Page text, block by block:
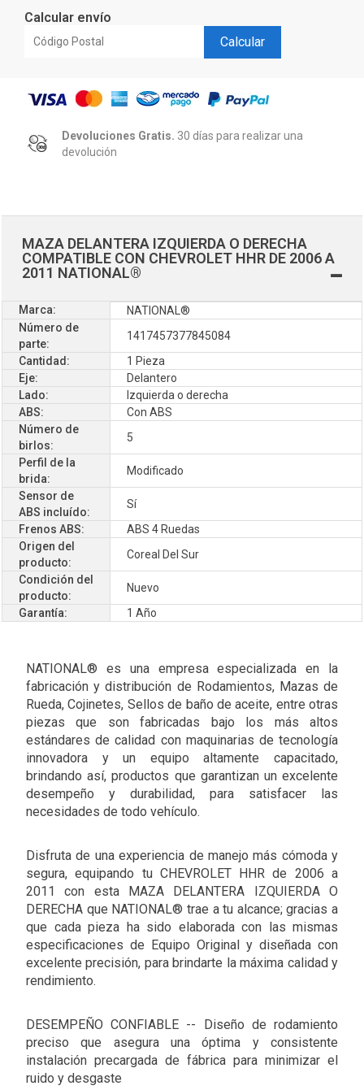
Calcular envío
Calcular
Devoluciones Gratis. 30 días para realizar una
devolución
MAZA DELANTERA IZQUIERDA O DERECHA
COMPATIBLE CON CHEVROLET HHR DE 2006 A
2011 NATIONAL®
Marca:
NATIONAL®
Número de
parte:
1417457377845084
Cantidad:
1 Pieza
Eje:
Delantero
Lado:
Izquierda o derecha
ABS:
Con ABS
Número de
birlos:
5
Perfil de la
brida:
Modificado
Sensor de
ABS incluído:
Sí
Frenos ABS:
ABS 4 Ruedas
Origen del
producto:
Coreal Del Sur
Condición del
producto:
Nuevo
Garantía:
1 Año
NATIONAL® es una empresa especializada en la
fabricación y distribución de Rodamientos, Mazas de
Rueda, Cojinetes, Sellos de baño de aceite, entre otras
piezas que son fabricadas bajo los más altos
estándares de calidad con maquinarias de tecnología
innovadora y un equipo altamente capacitado,
brindando así, productos que garantizan un excelente
desempeño y durabilidad, para satisfacer las
necesidades de todo vehículo.
Disfruta de una experiencia de manejo más cómoda y
segura, equipando tu CHEVROLET HHR de 2006 a
2011 con esta MAZA DELANTERA IZQUIERDA O
DERECHA que NATIONAL® trae a tu alcance; gracias a
que cada pieza ha sido elaborada con las mismas
especificaciones de Equipo Original y diseñada con
excelente precisión, para brindarte la máxima calidad y
rendimiento.
DESEMPEÑO CONFIABLE -- Diseño de rodamiento
preciso que asegura una óptima y consistente
instalación precargada de fábrica para minimizar el
ruido y desgaste